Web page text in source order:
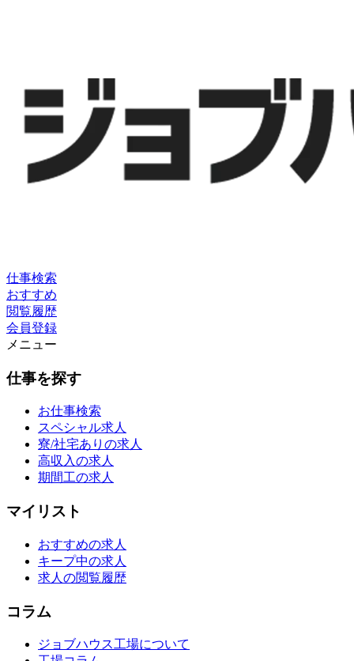
仕事検索
おすすめ
閲覧履歴
会員登録
メニュー
仕事を探す
お仕事検索
スペシャル求人
寮/社宅ありの求人
高収入の求人
期間工の求人
マイリスト
おすすめの求人
キープ中の求人
求人の閲覧履歴
コラム
ジョブハウス工場について